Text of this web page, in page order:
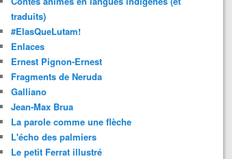
traduits)
#ElasQueLutam!
Enlaces
Ernest Pignon-Ernest
Fragments de Neruda
Galliano
Jean-Max Brua
La parole comme une flèche
L'écho des palmiers
Le petit Ferrat illustré